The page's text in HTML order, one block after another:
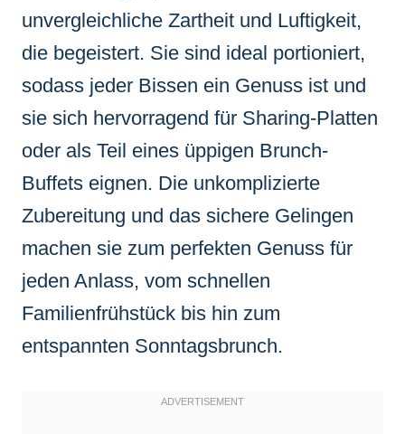
unvergleichliche Zartheit und Luftigkeit,
die begeistert. Sie sind ideal portioniert,
sodass jeder Bissen ein Genuss ist und
sie sich hervorragend für Sharing-Platten
oder als Teil eines üppigen Brunch-
Buffets eignen. Die unkomplizierte
Zubereitung und das sichere Gelingen
machen sie zum perfekten Genuss für
jeden Anlass, vom schnellen
Familienfrühstück bis hin zum
entspannten Sonntagsbrunch.